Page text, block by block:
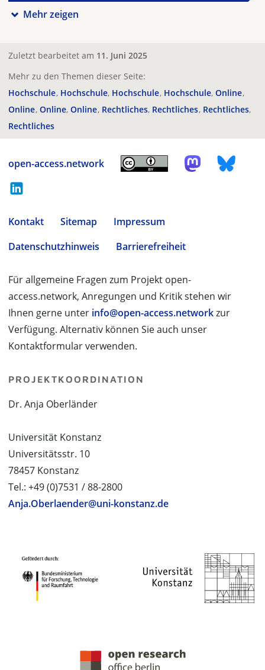
Mehr zeigen
Zuletzt bearbeitet am 11. Juni 2025
Mehr zu den Themen dieser Seite:
Hochschule Hochschule Hochschule Hochschule Online
Online Online Online Rechtliches Rechtliches Rechtliches
Rechtliches
open-access.network
Kontakt Sitemap
Impressum
Datenschutzhinweis
Barrierefreiheit
Für allgemeine Fragen zum Projekt open-
access.network, Anregungen und Kritik stehen wir
Ihnen gerne unter info@open-access.networkzur
Verfügung. Alternativ können Sie auch unser
Kontaktformular verwenden.
PROJEKTKOORDINATION
Dr. Anja Oberländer
Universität Konstanz
Universitätsstr. 10
78457 Konstanz
Tel.: +49 (0)7531 / 88-2800
Anja.Oberlaender@uni-konstanz.de